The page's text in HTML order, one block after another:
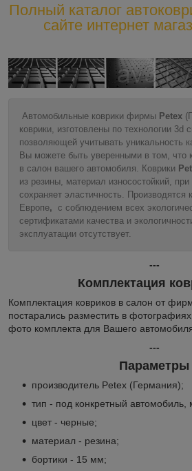
Полный каталог
сайте интернет
Автомобильные коврики фирмы Petex
коврики, изготовлены по технологии 3d
позволяющей учитывать уникальность
Вы можете быть уверенными в том, что
в салон вашего автомобиля. Коврики
из резины, материал износостойкий,
сохраняет эластичность. Производятся
Европе, с соблюдением всех
сертификатами качества и
эксплуатации отсутствует.
---
Комплектация
Комплектация ковриков в салон от
постарались разместить в
фото комплекта для Вашего
---
Параметры
производитель Petex (Германия);
тип - под конкретный автомобиль,
цвет - черные;
материал - резина;
бортики - 15 мм;